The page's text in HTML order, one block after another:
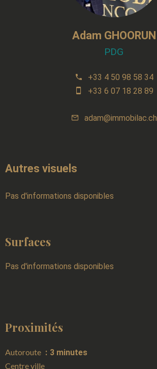
Adam GHOORUN
PDG
+33 4 50 98 58 34
+33 6 07 18 28 89
adam@immobilac.ch
Autres visuels
Pas d'informations disponibles
Surfaces
Pas d'informations disponibles
Proximités
Autoroute
3 minutes
Centre ville